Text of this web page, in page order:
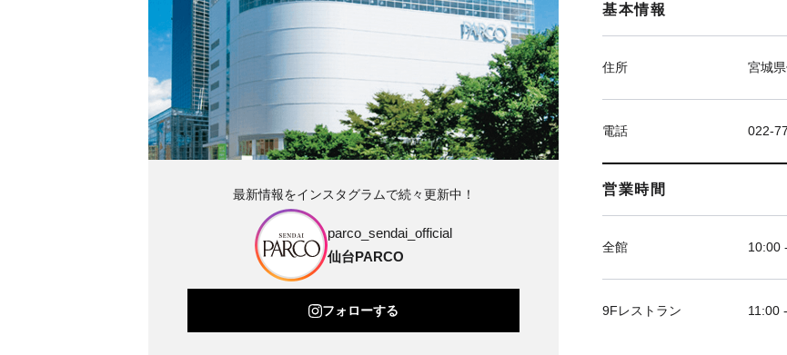
基本情報
住所 宮城
電話 022-
営業時間
全館 10:00
9Fレストラン 11:00
最新情報をインスタグラムで続々更新中！
parco_sendai_official
仙台PARCO
フォローする